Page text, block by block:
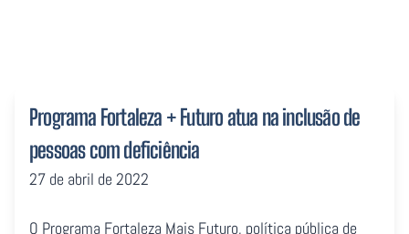
Programa Fortaleza + Futuro atua na inclusão de
pessoas com deficiência
27 de abril de 2022
O Programa Fortaleza Mais Futuro, política pública de